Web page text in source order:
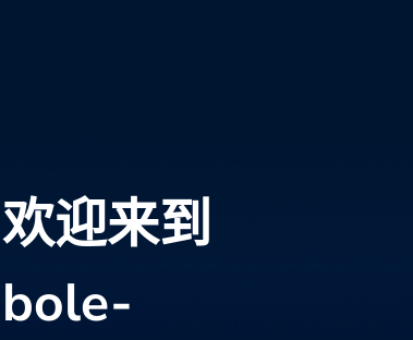
欢迎来到
bole-